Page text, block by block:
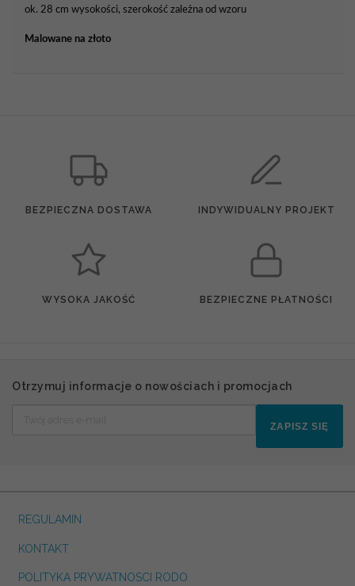
ok. 28 cm wysokości, szerokość zależna od wzoru
Malowane na złoto
BEZPIECZNA DOSTAWA INDYWIDUALNY PROJEKT
WYSOKA JAKOŚĆ BEZPIECZNE PŁATNOŚCI
Otrzymuj informacje o nowościach i promocjach
ZAPISZ SIĘ
REGULAMIN
KONTAKT
POLITYKA PRYWATNOSCI RODO